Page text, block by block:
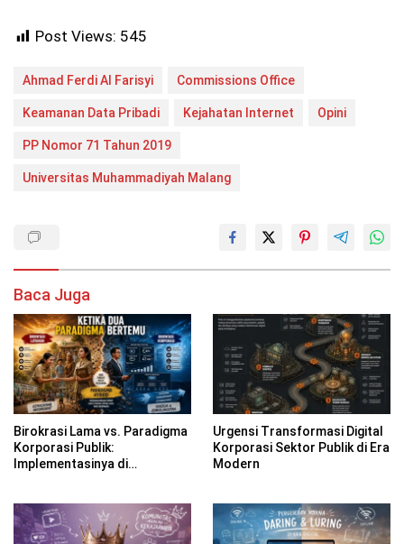
Post Views: 545
Ahmad Ferdi Al Farisyi Commissions Office
Keamanan Data Pribadi Kejahatan Internet Opini
PP Nomor 71 Tahun 2019
Universitas Muhammadiyah Malang
Baca Juga
Birokrasi Lama vs. Paradigma
Korporasi Publik:
Implementasinya di
Urgensi Transformasi Digital
Korporasi Sektor Publik di Era
Modern